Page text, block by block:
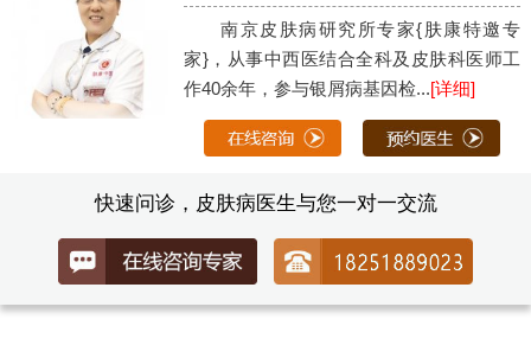
南京皮肤病研究所专家{肤康特邀专
家}，从事中西医结合全科及皮肤科医师工
作40余年，参与银屑病基因检...[详细]
快速问诊，皮肤病医生与您一对一交流